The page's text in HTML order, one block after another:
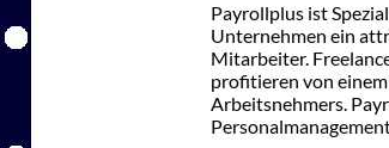
Payrollplus ist
Unternehmen ein
Mitarbeiter.
profitieren von
Arbeitsnehmers.